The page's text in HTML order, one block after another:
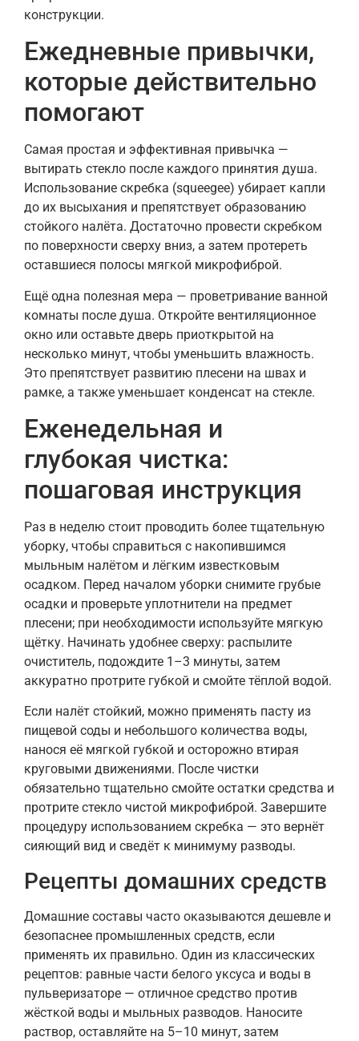
конструкции.
Ежедневные привычки,
которые действительно
помогают
Самая простая и эффективная привычка —
вытирать стекло после каждого принятия душа.
Использование скребка (squeegee) убирает капли
до их высыхания и препятствует образованию
стойкого налёта. Достаточно провести скребком
по поверхности сверху вниз, а затем протереть
оставшиеся полосы мягкой микрофиброй.
Ещё одна полезная мера — проветривание ванной
комнаты после душа. Откройте вентиляционное
окно или оставьте дверь приоткрытой на
несколько минут, чтобы уменьшить влажность.
Это препятствует развитию плесени на швах и
рамке, а также уменьшает конденсат на стекле.
Еженедельная и
глубокая чистка:
пошаговая инструкция
Раз в неделю стоит проводить более тщательную
уборку, чтобы справиться с накопившимся
мыльным налётом и лёгким известковым
осадком. Перед началом уборки снимите грубые
осадки и проверьте уплотнители на предмет
плесени; при необходимости используйте мягкую
щётку. Начинать удобнее сверху: распылите
очиститель, подождите 1–3 минуты, затем
аккуратно протрите губкой и смойте тёплой водой.
Если налёт стойкий, можно применять пасту из
пищевой соды и небольшого количества воды,
нанося её мягкой губкой и осторожно втирая
круговыми движениями. После чистки
обязательно тщательно смойте остатки средства и
протрите стекло чистой микрофиброй. Завершите
процедуру использованием скребка — это вернёт
сияющий вид и сведёт к минимуму разводы.
Рецепты домашних средств
Домашние составы часто оказываются дешевле и
безопаснее промышленных средств, если
применять их правильно. Один из классических
рецептов: равные части белого уксуса и воды в
пульверизаторе — отличное средство против
жёсткой воды и мыльных разводов. Наносите
раствор, оставляйте на 5–10 минут, затем